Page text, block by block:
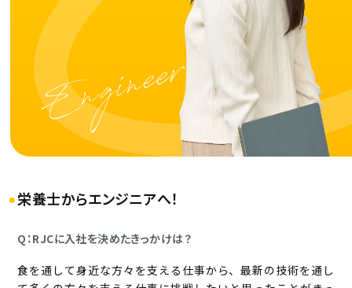
栄養士からエンジニアへ！
Q：RJCに入社を決めたきっかけは？
食を通して身近な方々を支える仕事から、最新の技術を通し